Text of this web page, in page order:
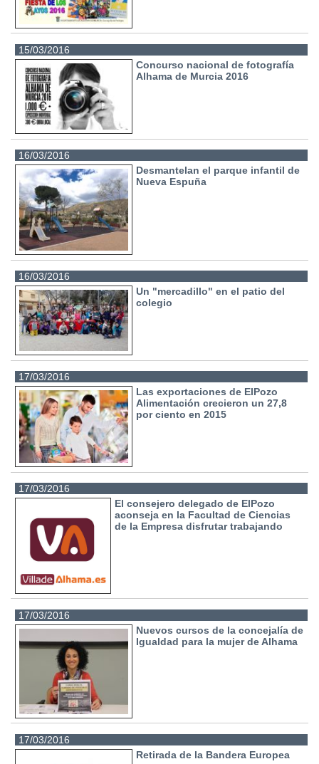
15/03/2016
Concurso nacional de fotografía
Alhama de Murcia 2016
16/03/2016
Desmantelan el parque infantil de
Nueva Espuña
16/03/2016
Un "mercadillo" en el patio del
colegio
17/03/2016
Las exportaciones de ElPozo
Alimentación crecieron un 27,8
por ciento en 2015
17/03/2016
El consejero delegado de ElPozo
aconseja en la Facultad de Ciencias
de la Empresa disfrutar trabajando
17/03/2016
Nuevos cursos de la concejalía de
Igualdad para la mujer de Alhama
17/03/2016
Retirada de la Bandera Europea